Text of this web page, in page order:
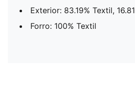
Exterior: 83.19% Textil,
Forro: 100% Textil